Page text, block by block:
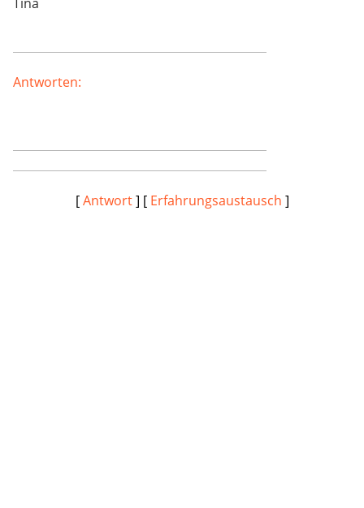
Antworten:
[Antwort] [ Erfahrungsaustausch ]